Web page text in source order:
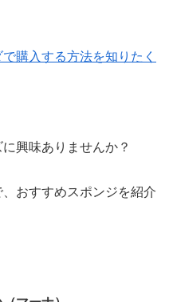
購入する方法を知りたく
興味ありませんか？
おすすめスポンジを紹介